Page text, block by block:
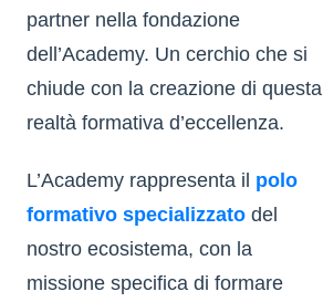
partner nella fondazione
dell’Academy. Un cerchio che si
chiude con la creazione di questa
realtà formativa d’eccellenza.
L’Academy rappresenta il polo
formativo specializzato del
nostro ecosistema, con la
missione specifica di formare